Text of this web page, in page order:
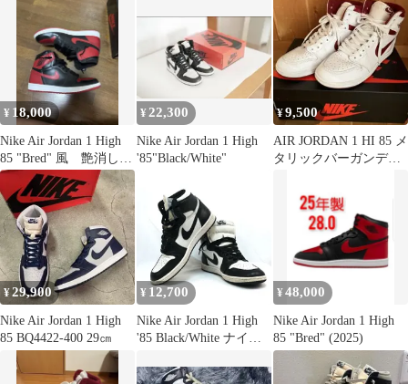
¥ 18,000
Nike Air Jordan 1 High
85 "Bred" 風 艶消し加
工
¥ 22,300
Nike Air Jordan 1 High
'85"Black/White"
¥9,500
AIR JORDAN 1 HI 85 メ
タリックバーガンディ
¥29,900
Nike Air Jordan 1 High
85 BQ4422-400 29㎝
¥ 12,700
Nike Air Jordan 1 High
'85 Black/White ナイキ
'85 ブラック/ホワイト
¥48,000
Nike Air Jordan 1 High
85 "Bred" (2025)